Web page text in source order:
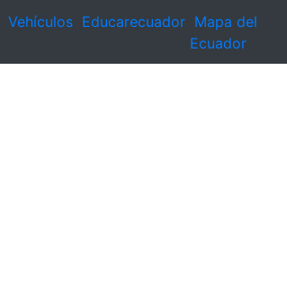
Vehículos Educarecuador Mapa del
Ecuador